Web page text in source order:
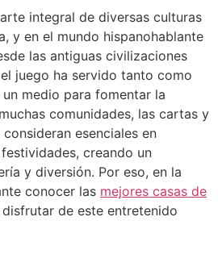
integral de diversas culturas
y en el mundo hispanohablante
las antiguas civilizaciones
juego ha servido tanto como
medio para fomentar la
comunidades, las cartas y
esenciales en
creando un
y diversión. Por eso, en la
conocer las mejores casas de
disfrutar de este entretenido